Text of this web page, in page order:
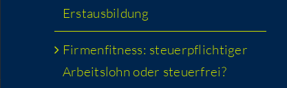
Erstausbildung
Fir­men­fit­ness: steu­er­pflich­ti­ger
Arbeits­lohn oder steuerfrei?